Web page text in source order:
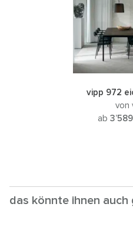
vipp 972
von
ab
das könnte ihnen auch